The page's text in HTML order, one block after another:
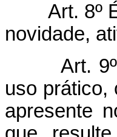
Art. 8º
novidade,
Art.
uso prático,
apresente